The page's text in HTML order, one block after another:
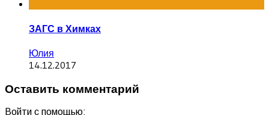
ЗАГС в Химках
Юлия
14.12.2017
Оставить комментарий
Войти с помощью: